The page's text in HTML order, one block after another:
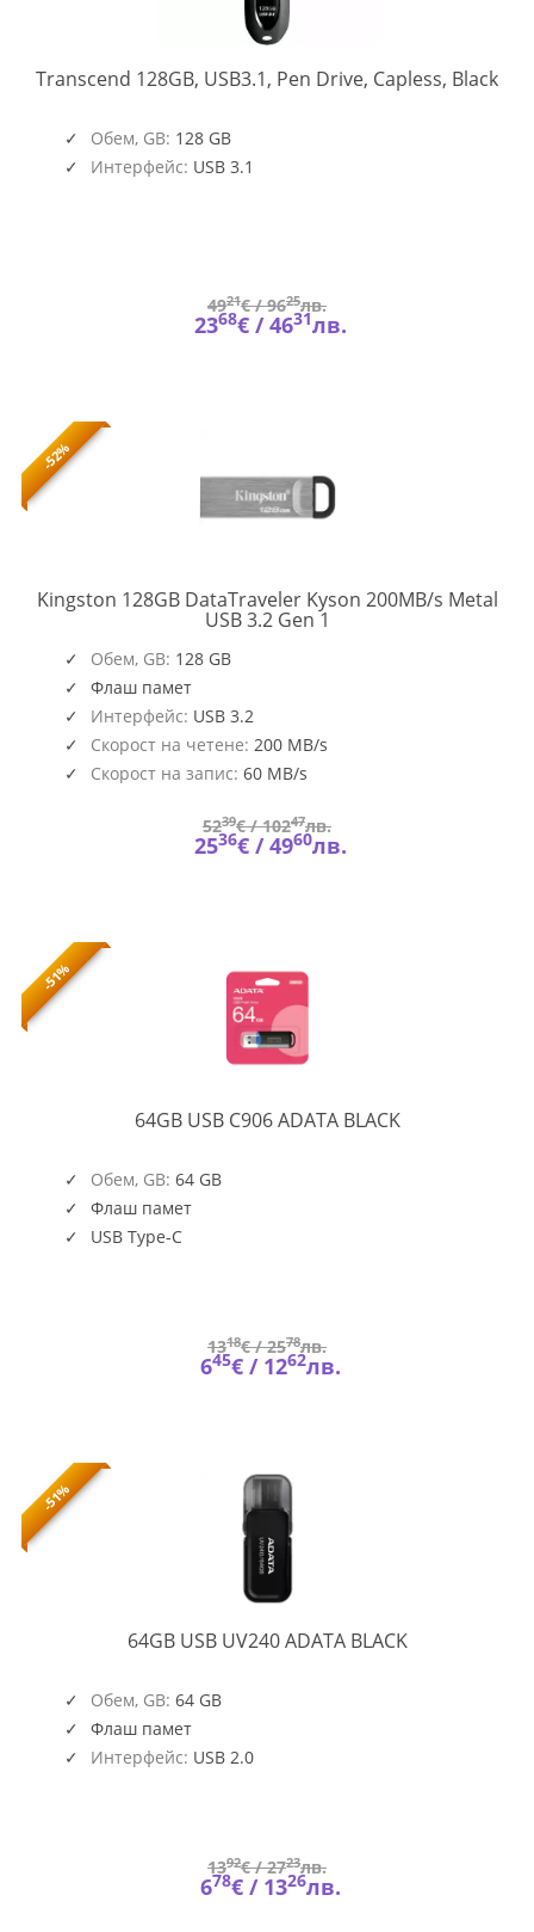
Transcend 128GB, USB3.1, Pen Drive, Capless, Black
Обем, GB: 128 GB
Интерфейс: USB 3.1
4921€ /9625лв.
2368€ /4631лв.
-52%
Kingston 128GB DataTraveler Kyson 200MB/s Metal
USB 3.2 Gen 1
Обем, GB: 128 GB
Флаш памет
Интерфейс: USB 3.2
Скорост на четене: 200 MB/s
Скорост на запис: 60 MB/s
5239€ /10247лв.
2536€ /4960лв.
-51%
64GB USB C906 ADATA BLACK64GB
Обем, GB: 64 GB
Флаш памет
USB Type-C
1318€ /2578лв.
645€ / 1262лв.
-51%
64GB USB UV240 ADATA BLACK64GB
Обем, GB: 64 GB
Флаш памет
Интерфейс: USB 2.0
1392€ /2723лв.
678€ / 1326лв.